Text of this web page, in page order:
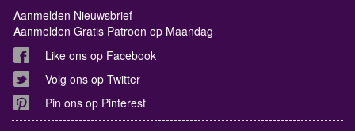
Aanmelden Nieuwsbrief
Aanmelden Gratis Patroon op Maandag
Like ons op Facebook
Volg ons op Twitter
Pin ons op Pinterest